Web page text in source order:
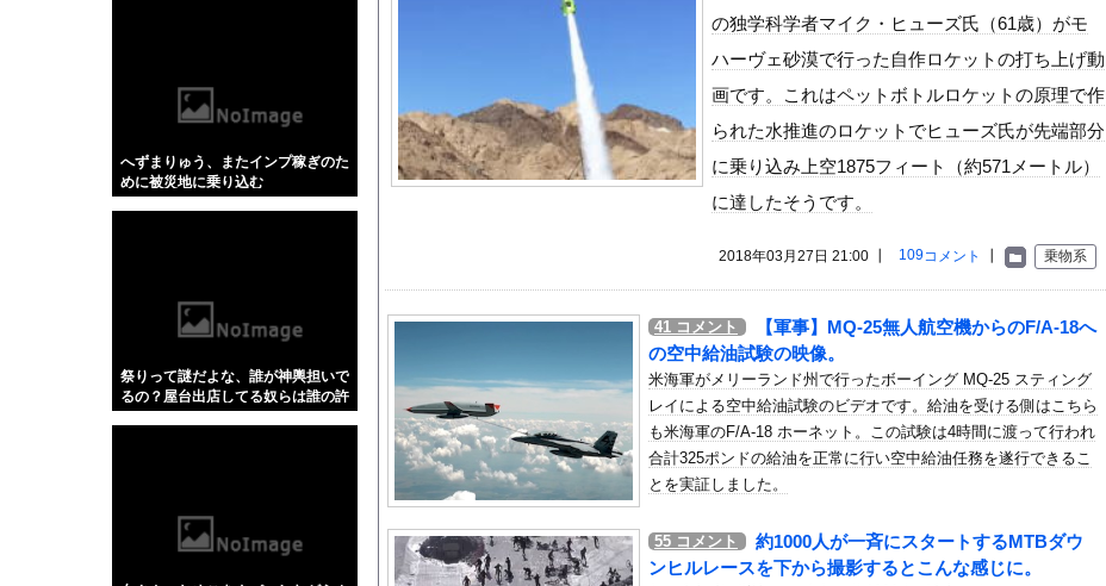
へずまりゅう、またインプ稼ぎのた
めに被災地に乗り込む
祭りって謎だよな、誰が神輿担いで
るの？屋台出店してる奴らは誰の許
グラドル後藤まつりと至近距離でイチャイチャできる新作イメビが出たぞ！
『悪役令嬢転生おじさん』6話感想 モブ令嬢に絡まれるアンナ！
今の時期 河口で釣れる美味い魚教えて
【Xの車窓から】オービスかと思ったら野生の炊飯器で草 ほか
【ポロリ悲話】ネットで拡散してるおっぱいポロリ動画、何故か叩かれる・・・
【衝撃】「かわいい虫」ランキング、ついに発表される
「アメリカのヤンキーがアジア人にケンカを売った結果ｗｗｗ」 ほか
【衝撃】「ガンダムシリーズ史上1番不人気だと思う主人公」がこちらｗｗｗｗこの主人公は...
おすすめのG-SHOCK教えろ。それ買う。ちな現場仕事
【J2第1節 八戸×富山】八戸が記念すべきJ2初勝利！佐藤祐太の無回転ミドル＆ドライ...
高市の消費税減税ちょっとひどいわ他
【西武対ソフトバンク19回戦】西武がソフトバンクに逆転勝ちで2位浮上！連敗は3でスト...
韓国人「韓国サッカー協会の性接待報道、海外でも大騒ぎに・・・2002年W杯4強の記録...
海外「日本なんて行くんじゃなかった…」 日本を知ってしまったディズニー信者、帰国後『...
この前森に行ったらちっちゃいウリボー見つけた
の独学科学者マイク・ヒューズ氏（61歳）がモ
ハーヴェ砂漠で行った自作ロケットの打ち上げ動
画です。これはペットボトルロケットの原理で作
られた水推進のロケットでヒューズ氏が先端部分
に乗り込み上空1875フィート（約571メートル）
に達したそうです。
乗物系
109コメント
2018年03月27日 21:00 ┃
41 コメント
【軍事】MQ-25無人航空機からのF/A-18へ
の空中給油試験の映像。
米海軍がメリーランド州で行ったボーイング MQ-25 スティング
レイによる空中給油試験のビデオです。給油を受ける側はこちら
も米海軍のF/A-18 ホーネット。この試験は4時間に渡って行われ
合計325ポンドの給油を正常に行い空中給油任務を遂行できるこ
とを実証しました。
55 コメント
約1000人が一斉にスタートするMTBダウ
ンヒルレースを下から撮影するとこんな感じに。